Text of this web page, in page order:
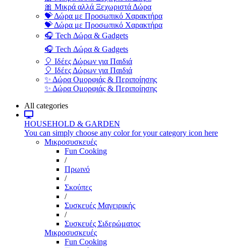
🎀 Μικρά αλλά Ξεχωριστά Δώρα
💝 Δώρα με Προσωπικό Χαρακτήρα
💝 Δώρα με Προσωπικό Χαρακτήρα
🎧 Tech Δώρα & Gadgets
🎧 Tech Δώρα & Gadgets
🎈 Ιδέες Δώρων για Παιδιά
🎈 Ιδέες Δώρων για Παιδιά
✨ Δώρα Ομορφιάς & Περιποίησης
✨ Δώρα Ομορφιάς & Περιποίησης
All categories
HOUSEHOLD & GARDEN
You can simply choose any color for your category icon here
Μικροσυσκευές
Fun Cooking
/
Πρωινό
/
Σκούπες
/
Συσκευές Μαγειρικής
/
Συσκευές Σιδερώματος
Μικροσυσκευές
Fun Cooking